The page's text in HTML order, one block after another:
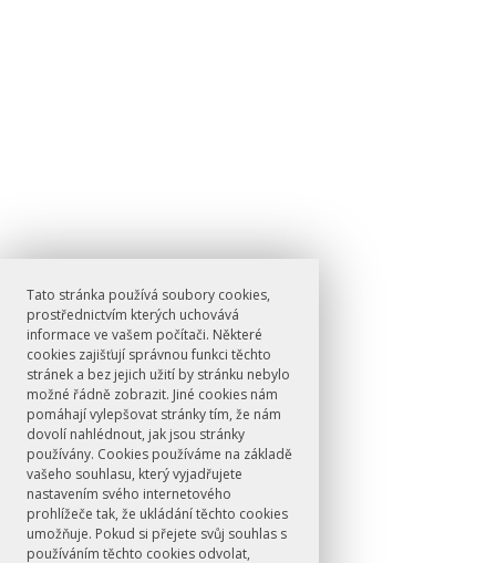
Tato stránka používá soubory cookies,
prostřednictvím kterých uchovává
informace ve vašem počítači. Některé
cookies zajišťují správnou funkci těchto
stránek a bez jejich užití by stránku nebylo
možné řádně zobrazit. Jiné cookies nám
pomáhají vylepšovat stránky tím, že nám
dovolí nahlédnout, jak jsou stránky
používány. Cookies používáme na základě
vašeho souhlasu, který vyjadřujete
nastavením svého internetového
prohlížeče tak, že ukládání těchto cookies
umožňuje. Pokud si přejete svůj souhlas s
používáním těchto cookies odvolat,